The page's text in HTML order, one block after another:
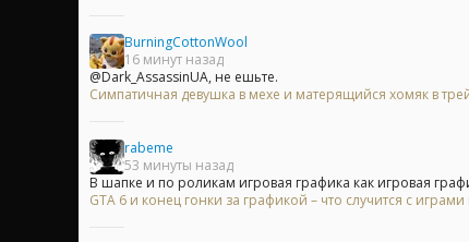
BurningCottonWool
16 минут назад
@Dark_AssassinUA, не ешьте.
Симпатичная девушка в мехе и матерящийся хомяк в
rabeme
53 минуты назад
В шапке и по роликам игровая графика как игровая
GTA 6 и конец гонки за графикой – что случится с